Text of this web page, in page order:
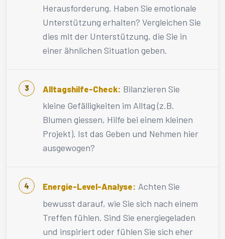
Herausforderung. Haben Sie emotionale
Unterstützung erhalten? Vergleichen Sie
dies mit der Unterstützung, die Sie in
einer ähnlichen Situation geben.
Alltagshilfe-Check: Bilanzieren Sie
kleine Gefälligkeiten im Alltag (z.B.
Blumen giessen, Hilfe bei einem kleinen
Projekt). Ist das Geben und Nehmen hier
ausgewogen?
Energie-Level-Analyse: Achten Sie
bewusst darauf, wie Sie sich nach einem
Treffen fühlen. Sind Sie energiegeladen
und inspiriert oder fühlen Sie sich eher